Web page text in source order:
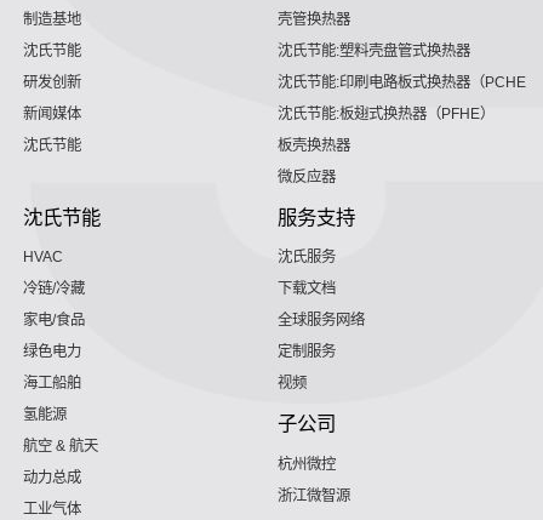
制造基地
沈氏节能
研发创新
新闻媒体
沈氏节能
壳管换热器
沈氏节能:塑料壳盘管式换热器
沈氏节能:印刷电路板式换热器（PCHE）
沈氏节能:板翅式换热器（PFHE）
板壳换热器
微反应器
沈氏节能
HVAC
冷链/冷藏
家电/食品
绿色电力
海工船舶
氢能源
航空 & 航天
动力总成
工业气体
服务支持
沈氏服务
下载文档
全球服务网络
定制服务
视频
子公司
杭州微控
浙江微智源